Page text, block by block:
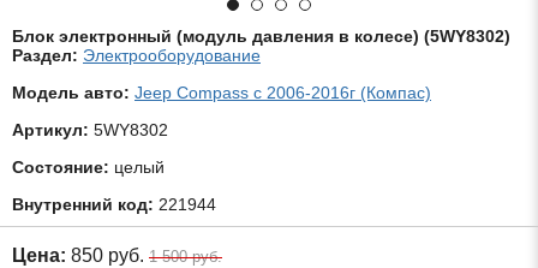
Блок электронный (модуль давления в колесе) (5WY8302)
Раздел: Электрооборудование
Модель авто: Jeep Compass с 2006-2016г (Компас)
Артикул: 5WY8302
Состояние: целый
Внутренний код: 221944
Цена: 850 руб. 1 500 руб.